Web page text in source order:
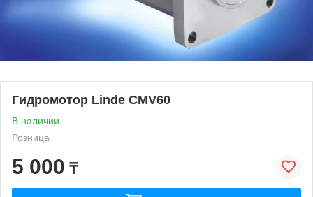
Гидромотор Linde CMV60
В наличии
Розница
5 000 ₸